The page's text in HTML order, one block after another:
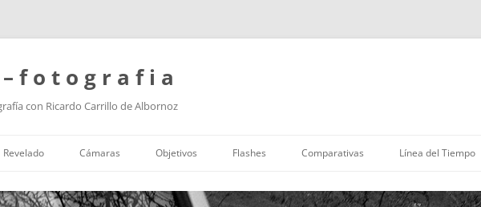
f o t o g r a f i a
con Ricardo Carrillo de Albornoz
al
contenido
Revelado Cámaras Objetivos Flashes Comparativas Línea del Tiempo